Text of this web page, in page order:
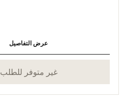
عرض التفاصيل
غير متوفر للطلب